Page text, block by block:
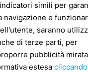
simili per
e
saranno
di terze parti, per
pubblicità
estesa